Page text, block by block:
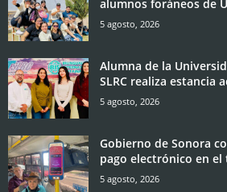
alumnos foráneos de
5 agosto, 2026
Alumna de la
SLRC realiza estancia
5 agosto, 2026
Gobierno de Sonora
pago electrónico en
5 agosto, 2026